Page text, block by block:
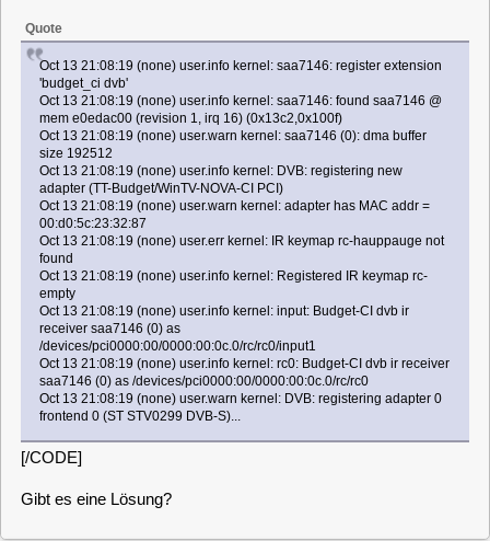
adapter (TT-Budget/WinTV-NOVA-CI PCI)
Oct 13 21:08:19 (none) user.warn kernel: adapter has MAC addr =
00:d0:5c:23:32:87
Oct 13 21:08:19 (none) user.err kernel: IR keymap rc-hauppauge not
found
Oct 13 21:08:19 (none) user.info kernel: Registered IR keymap rc-
empty
Oct 13 21:08:19 (none) user.info kernel: input: Budget-CI dvb ir
receiver saa7146 (0) as
Oct 13 21:08:19 (none) user.info kernel: rc0: Budget-CI dvb ir receiver
saa7146 (0) as /devices/pci0000:00/0000:00:0c.0/rc/rc0
Oct 13 21:08:19 (none) user.warn kernel: DVB: registering adapter 0
frontend 0 (ST STV0299 DVB-S)...
[/CODE]
Gibt es eine Lösung?
2 Allgemeines [ General ]/Update Klappt Nicht
«on:March 03, 2012, 19:14:48 »
Hallo,
bekanntgegeben. Mein MLD3 steht auf devel. Trotzdem
bekomme ich angezeigt, dass keine Updates zur Verfügung